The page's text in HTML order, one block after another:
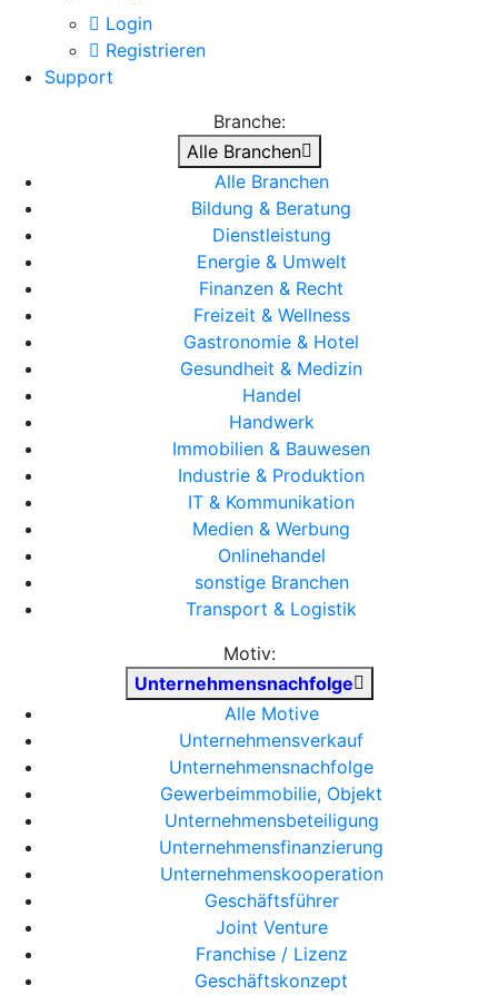
Login
Registrieren
Support
Branche:
Alle Branchen
Alle Branchen
Bildung & Beratung
Dienstleistung
Energie & Umwelt
Finanzen & Recht
Freizeit & Wellness
Gastronomie & Hotel
Gesundheit & Medizin
Handel
Handwerk
Immobilien & Bauwesen
Industrie & Produktion
IT & Kommunikation
Medien & Werbung
Onlinehandel
sonstige Branchen
Transport & Logistik
Motiv:
Unternehmensnachfolge
Alle Motive
Unternehmensverkauf
Unternehmensnachfolge
Gewerbeimmobilie, Objekt
Unternehmensbeteiligung
Unternehmensfinanzierung
Unternehmenskooperation
Geschäftsführer
Joint Venture
Franchise / Lizenz
Geschäftskonzept